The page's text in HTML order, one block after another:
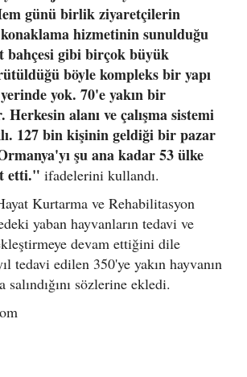
günü birlik ziyaretçilerin
konaklama hizmetinin sunulduğu
bahçesi gibi birçok büyük
böyle kompleks bir yapı
yok. 70'e yakın bir
alanı ve çalışma sistemi
127 bin kişinin geldiği bir pazar
şu ana kadar 53 ülke
etti." ifadelerini kullandı.
Kurtarma ve Rehabilitasyon
yaban hayvanların tedavi ve
devam ettiğini dile
tedavi edilen 350'ye yakın hayvanın
salındığını sözlerine ekledi.